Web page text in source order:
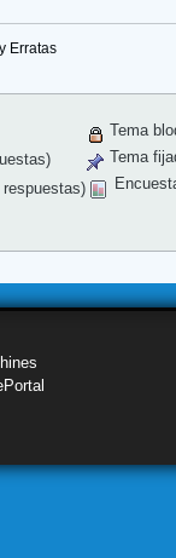
Erratas
Tema
Tema